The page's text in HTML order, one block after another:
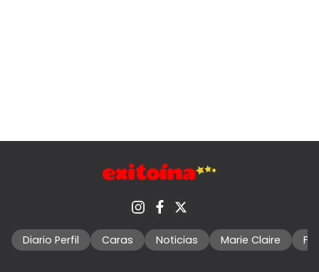
Diario Perfil Caras Noticias Marie Claire